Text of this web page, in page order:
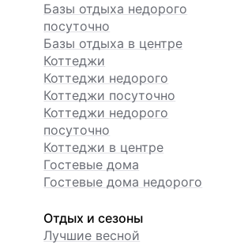
Базы отдыха недорого
посуточно
Базы отдыха в центре
Коттеджи
Коттеджи недорого
Коттеджи посуточно
Коттеджи недорого
посуточно
Коттеджи в центре
Гостевые дома
Гостевые дома недорого
Отдых и сезоны
Лучшие весной